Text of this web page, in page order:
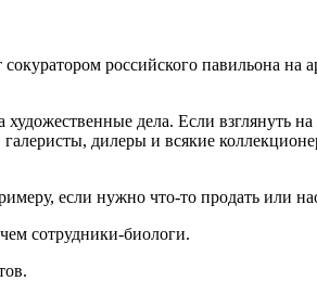
российского па­вильона
дела. Если взгля­нуть
дилеры и всякие
если нужно что-то продать или
сотрудники-биологи.